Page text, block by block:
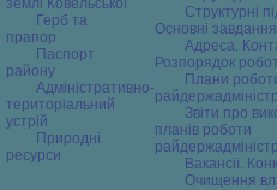
землі Ковельської
Герб та
прапор
Паспорт
району
Адміністративно-
територіальний
устрій
Природні
ресурси
Структурні
Основні завдання
Адреса.
Розпорядок
Плани
Звіти про
планів роботи
Вакансії.
Очищення